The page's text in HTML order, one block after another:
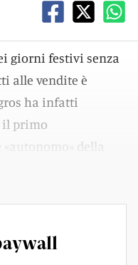
giorni festivi senza
alle vendite è
ha infatti
il primo
della